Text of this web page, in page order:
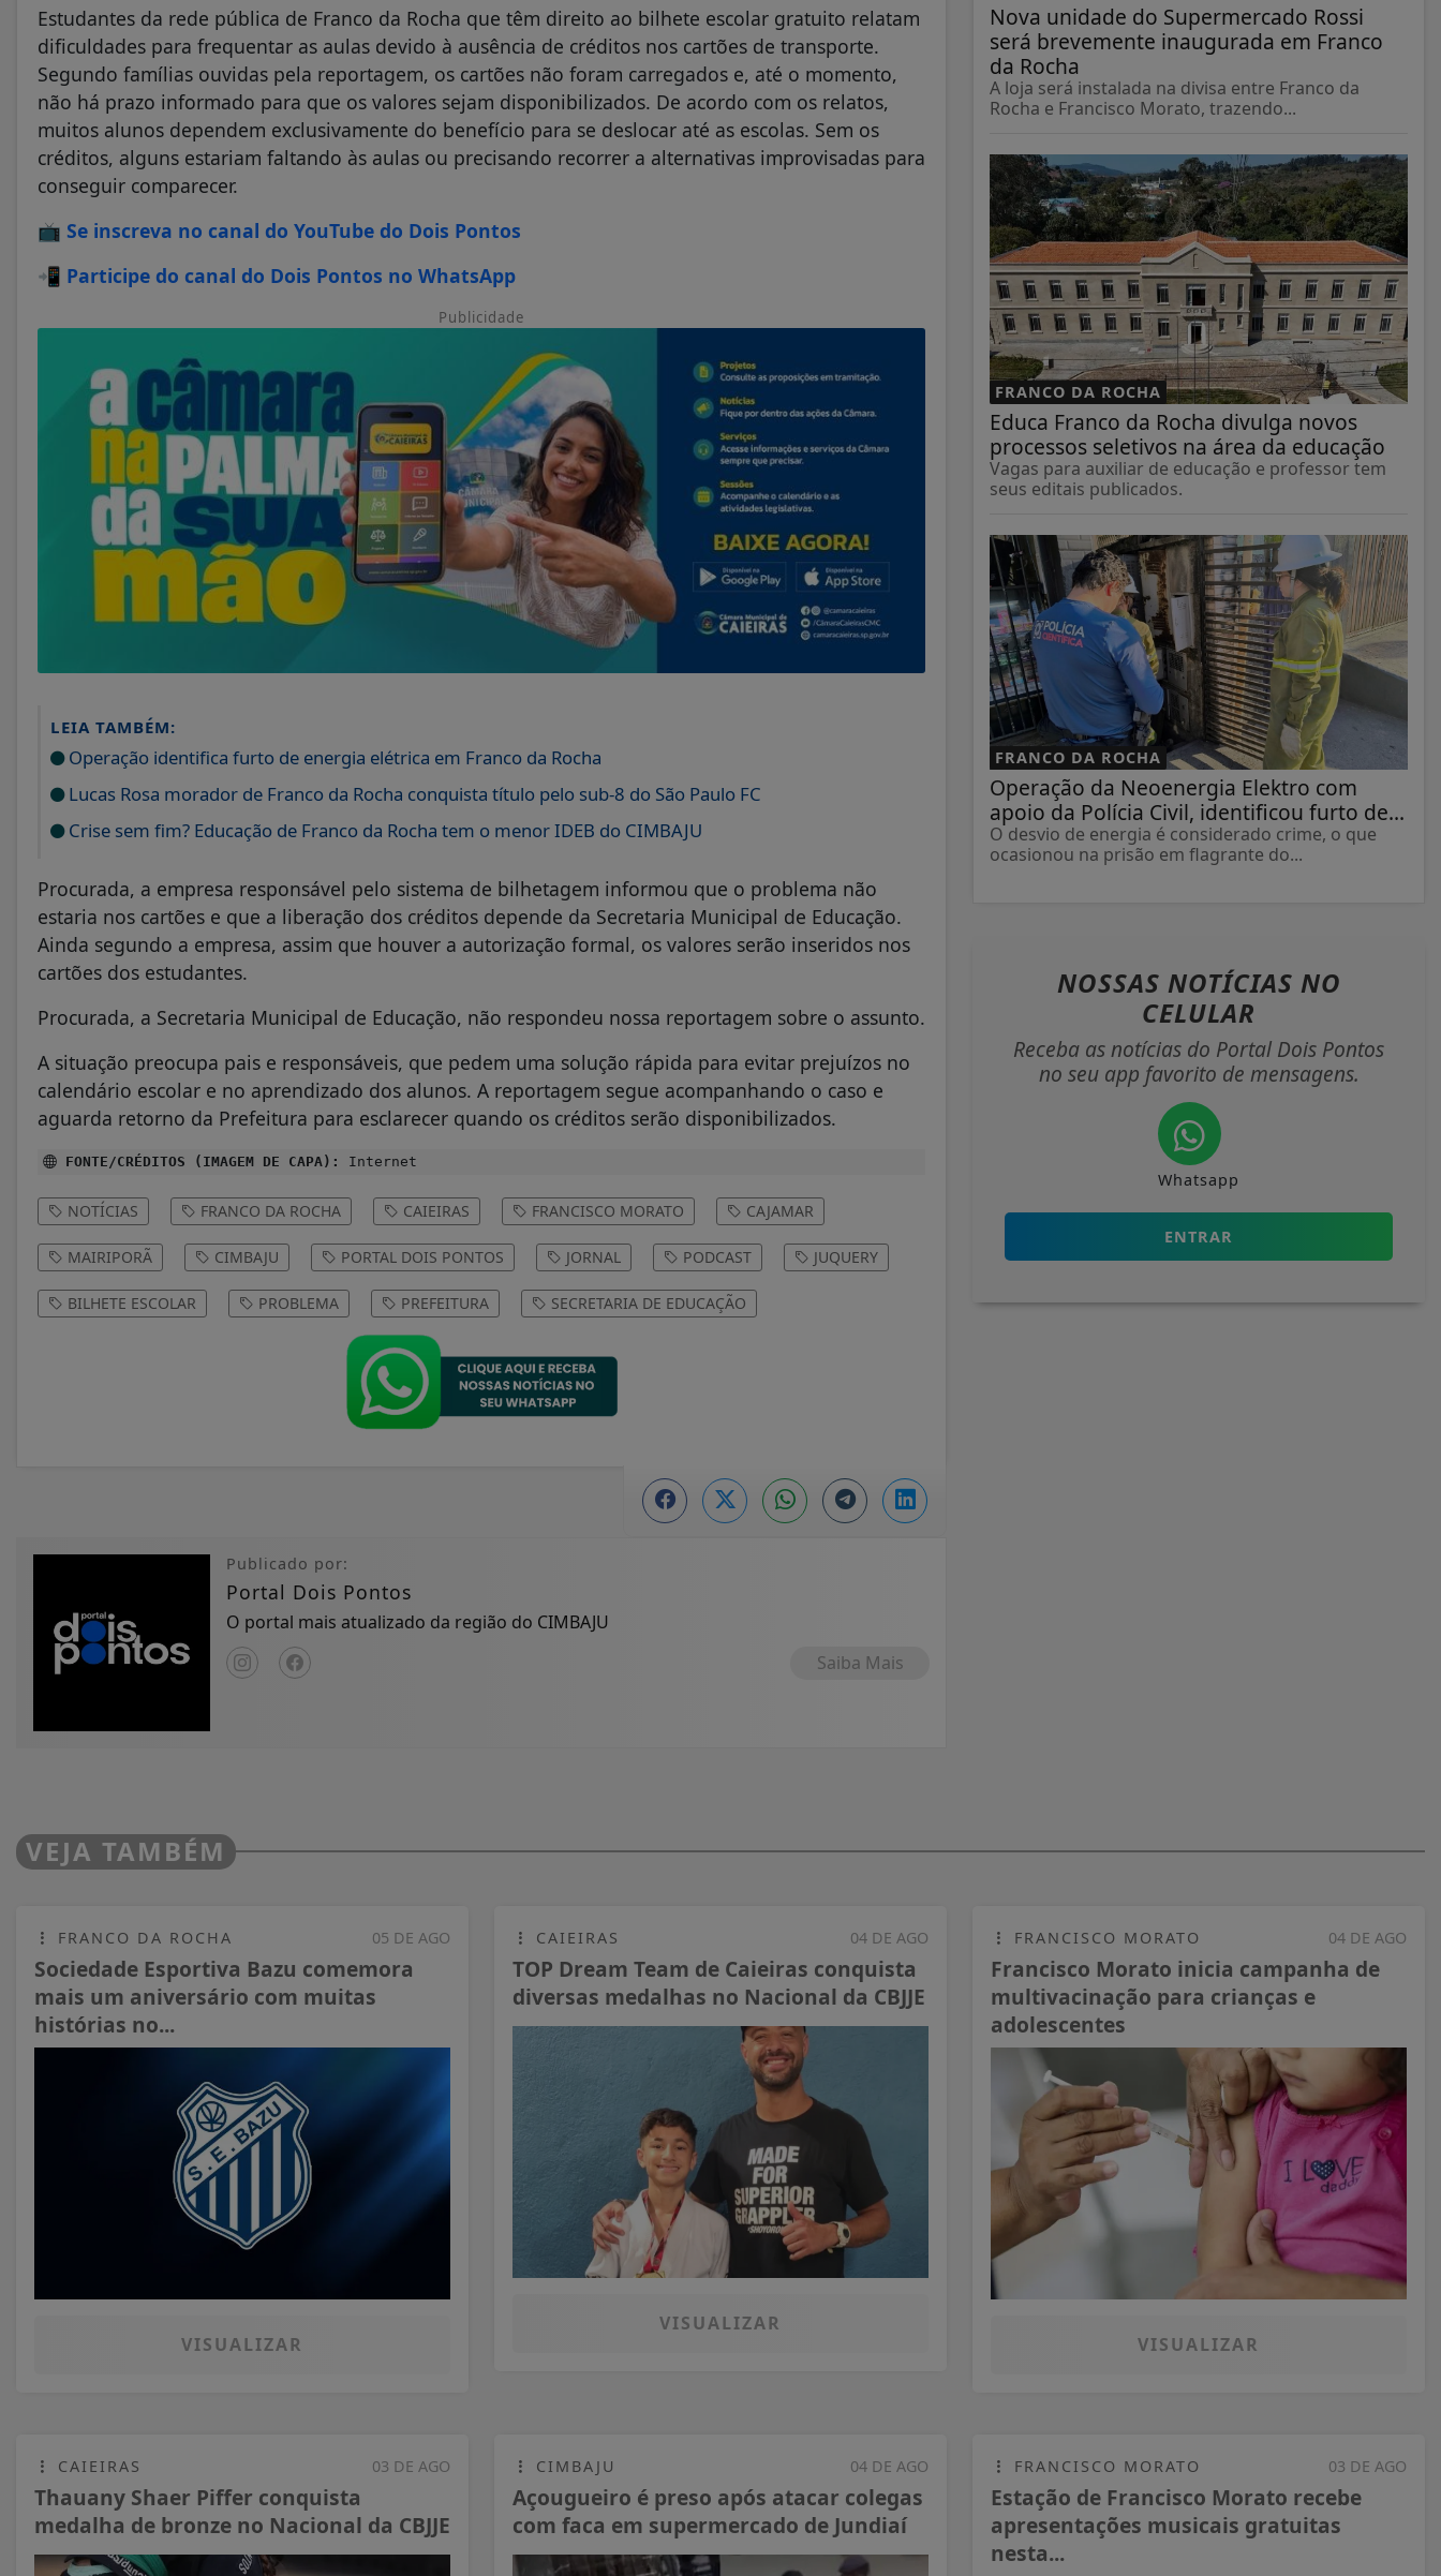
Estudantes da rede pública de Franco da Rocha que têm direito ao bilhete escolar gratuito relatam
dificuldades para frequentar as aulas devido à ausência de créditos nos cartões de transporte.
Segundo famílias ouvidas pela reportagem, os cartões não foram carregados e, até o momento,
não há prazo informado para que os valores sejam disponibilizados. De acordo com os relatos,
muitos alunos dependem exclusivamente do benefício para se deslocar até as escolas. Sem os
créditos, alguns estariam faltando às aulas ou precisando recorrer a alternativas improvisadas para
conseguir comparecer.
📺 Se inscreva no canal do YouTube do Dois Pontos
📲 Participe do canal do Dois Pontos no WhatsApp
Publicidade
LEIA TAMBÉM:
Operação identifica furto de energia elétrica em Franco da Rocha
Lucas Rosa morador de Franco da Rocha conquista título pelo sub-8 do São Paulo FC
Crise sem fim? Educação de Franco da Rocha tem o menor IDEB do CIMBAJU
Procurada, a empresa responsável pelo sistema de bilhetagem informou que o problema não
estaria nos cartões e que a liberação dos créditos depende da Secretaria Municipal de Educação.
Ainda segundo a empresa, assim que houver a autorização formal, os valores serão inseridos nos
cartões dos estudantes.
Procurada, a Secretaria Municipal de Educação, não respondeu nossa reportagem sobre o assunto.
A situação preocupa pais e responsáveis, que pedem uma solução rápida para evitar prejuízos no
calendário escolar e no aprendizado dos alunos. A reportagem segue acompanhando o caso e
aguarda retorno da Prefeitura para esclarecer quando os créditos serão disponibilizados.
FONTE/CRÉDITOS (IMAGEM DE CAPA): Internet
NOTÍCIAS FRANCO DA ROCHA CAIEIRAS FRANCISCO MORATO CAJAMAR
MAIRIPORÃ CIMBAJU PORTAL DOIS PONTOS JORNAL PODCAST JUQUERY
BILHETE ESCOLAR PROBLEMA PREFEITURA SECRETARIA DE EDUCAÇÃO
Publicado por:
Portal Dois Pontos
O portal mais atualizado da região do CIMBAJU
Saiba Mais
Nova unidade do Supermercado Rossi
será brevemente inaugurada em Franco
da Rocha
A loja será instalada na divisa entre Franco da
Rocha e Francisco Morato, trazendo...
FRANCO DA ROCHA
Educa Franco da Rocha divulga novos
processos seletivos na área da educação
Vagas para auxiliar de educação e professor tem
seus editais publicados.
FRANCO DA ROCHA
Operação da Neoenergia Elektro com
apoio da Polícia Civil, identificou furto de...
O desvio de energia é considerado crime, o que
ocasionou na prisão em flagrante do...
NOSSAS NOTÍCIAS NO
CELULAR
Receba as notícias do Portal Dois Pontos
no seu app favorito de mensagens.
Whatsapp
ENTRAR
VEJA TAMBÉM
05 DE AGO
FRANCO DA ROCHA
Sociedade Esportiva Bazu comemora
mais um aniversário com muitas
histórias no...
VISUALIZAR
04 DE AGO
CAIEIRAS
TOP Dream Team de Caieiras conquista
diversas medalhas no Nacional da CBJJE
VISUALIZAR
04 DE AGO
FRANCISCO MORATO
Francisco Morato inicia campanha de
multivacinação para crianças e
adolescentes
VISUALIZAR
03 DE AGO
CAIEIRAS
Thauany Shaer Piffer conquista
medalha de bronze no Nacional da CBJJE
04 DE AGO
CIMBAJU
Açougueiro é preso após atacar colegas
com faca em supermercado de Jundiaí
03 DE AGO
FRANCISCO MORATO
Estação de Francisco Morato recebe
apresentações musicais gratuitas
nesta...